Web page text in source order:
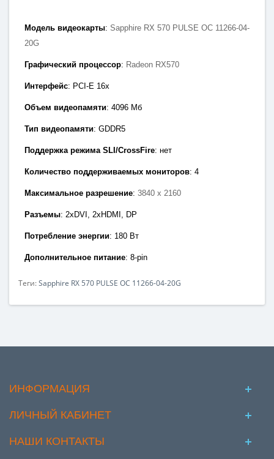
Модель видеокарты: Sapphire RX 570 PULSE OC 11266-04-
20G
Графический процессор: Radeon RX570
Интерфейс: PCI-E 1 6x
Объем видеопамяти: 4096 Мб
Тип видеопамяти: GDDR5
Поддержка режима SLI/CrossFire: нет
Количество поддерживаемых мониторов: 4
Максимальное разрешение: 3840 x 2160
Разъемы: 2x DVI, 2xHDMI DP
Потребление энергии: 180 Вт
Дополнительное питание: 8-pin
Теги:Sapphire RX 570 PULSE OC 11266-04-20G
ИНФОРМАЦИЯ
ЛИЧНЫЙ КАБИНЕТ
НАШИ КОНТАКТЫ